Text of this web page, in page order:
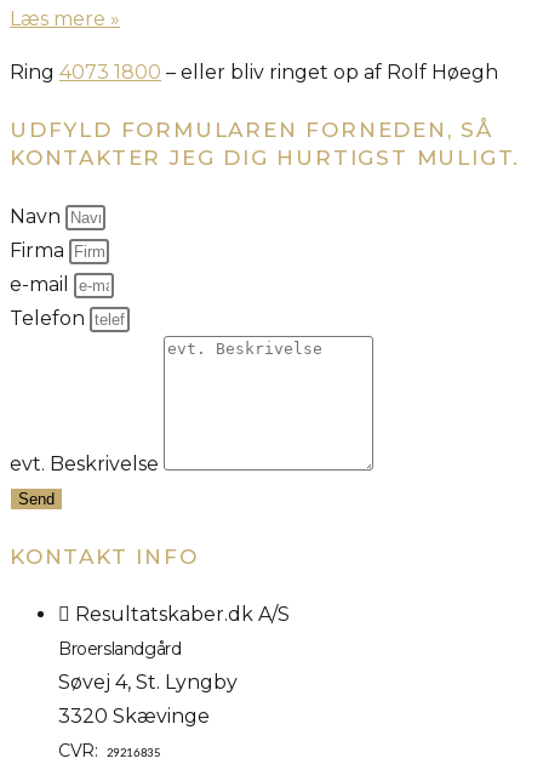
Læs mere »
Ring 4073 1800 – eller bliv ringet op af Rolf Høegh
UDFYLD FORMULAREN FORNEDEN, SÅ
KONTAKTER JEG DIG HURTIGST MULIGT.
Navn
Firma
e-mail
Telefon
evt. Beskrivelse
Send
KONTAKT INFO
Resultatskaber.dk A/S
Broerslandgård
Søvej 4, St. Lyngby
3320 Skævinge
CVR: 29216835